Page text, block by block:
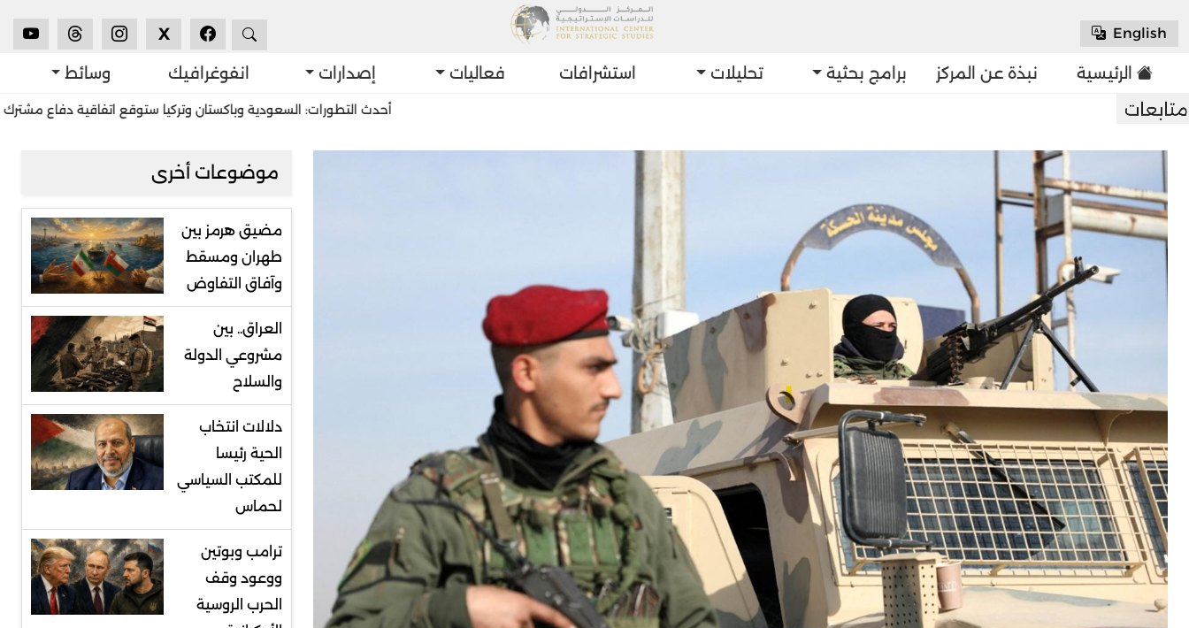
English
X
الرئيسية نبذة عن المركز برامج بحثية تحليلات استشرافات فعاليات إصدارات انفوغرافيك وسائط
أحدث التطورات: السعودية وباكستان وتركيا ستوقع اتفاقية دفاع مشترك في جدّة
موضوعات أخرى
مضيق هرمز بين
طهران ومسقط
وآفاق التفاوض
العراق.. بين
مشروعي الدولة
والسلاح
دلالات انتخاب
الحية رئيسا
للمكتب السياسي
لحماس
ترامب وبوتين
ووعود وقف
الحرب الروسية